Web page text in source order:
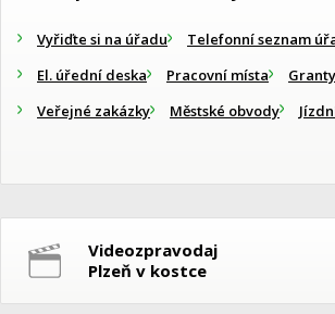
Vyřiďte si na úřadu
Telefonní seznam
El. úřední deska
Pracovní místa
Veřejné zakázky
Městské obvody
Videozpravodaj
Plzeň v kostce